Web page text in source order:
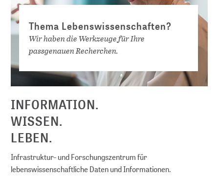
Thema Lebenswissenschaften?
Wir haben die Werkzeuge für Ihre
passgenauen Recherchen.
INFORMATION.
WISSEN.
LEBEN.
Infrastruktur- und Forschungszentrum für
lebenswissenschaftliche Daten und Informationen.